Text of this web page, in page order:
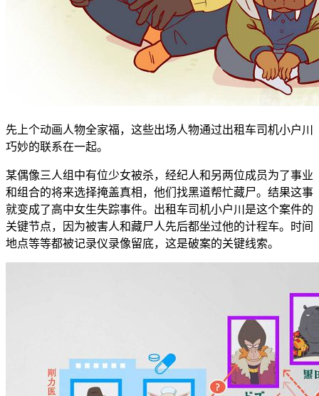
先上个动画人物全家福，这些出场人物通过出租车司机小户川
巧妙的联系在一起。
某偶像三人组中有位少女被杀，经纪人和另两位成员为了事业
和组合的将来选择掩盖真相，他们找黑道帮忙藏尸。结果这事
就变成了高中女生失踪事件。出租车司机小户川是这个案件的
关键节点，因为被害人和藏尸人先后都坐过他的计程车。时间
地点等等都被记录仪录像留底，这是破案的关键线索。